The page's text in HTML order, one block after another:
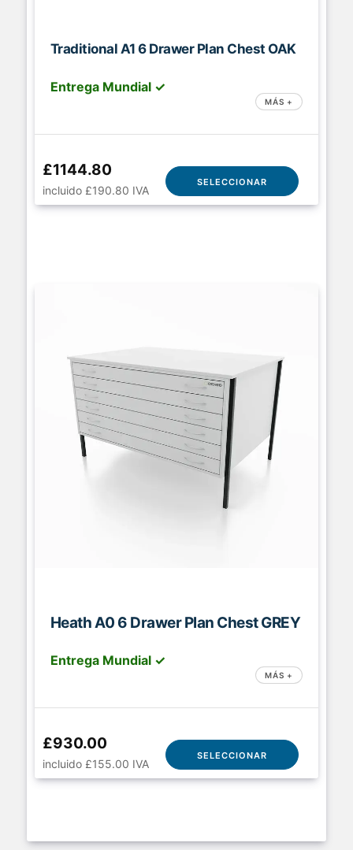
Traditional A1 6 Drawer Plan Chest OAK
Entrega Mundial ✓
MÁS +
£1144.80
incluido £190.80 IVA
SELECCIONAR
Heath A0 6 Drawer Plan Chest GREY
Entrega Mundial ✓
MÁS +
£930.00
incluido £155.00 IVA
SELECCIONAR